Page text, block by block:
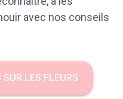
avec nos conseils
SUR LES FLEURS